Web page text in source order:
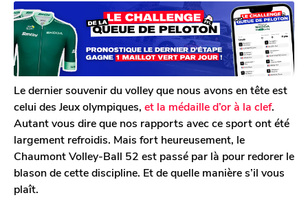
2
a
n
s
a
g
o
r
T
o
m
G
a
l
r
o
n
s
a
Le dernier souvenir du volley que nous avons en tête est
celui des Jeux olympiques, et la médaille d’or à la clef.
Autant vous dire que nos rapports avec ce sport ont été
largement refroidis. Mais fort heureusement, le
Chaumont Volley-Ball 52 est passé par là pour redorer le
blason de cette discipline. Et de quelle manière s’il vous
plaît.